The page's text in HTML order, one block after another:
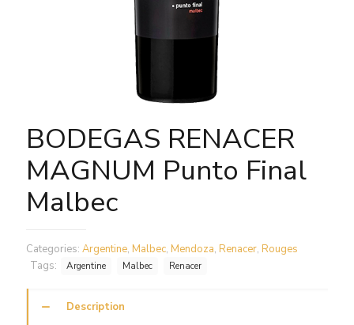
BODEGAS RENACER
MAGNUM Punto Final
Malbec
Categories: Argentine, Malbec, Mendoza, Renacer, Rouges
Tags:
Argentine Malbec Renacer
Description